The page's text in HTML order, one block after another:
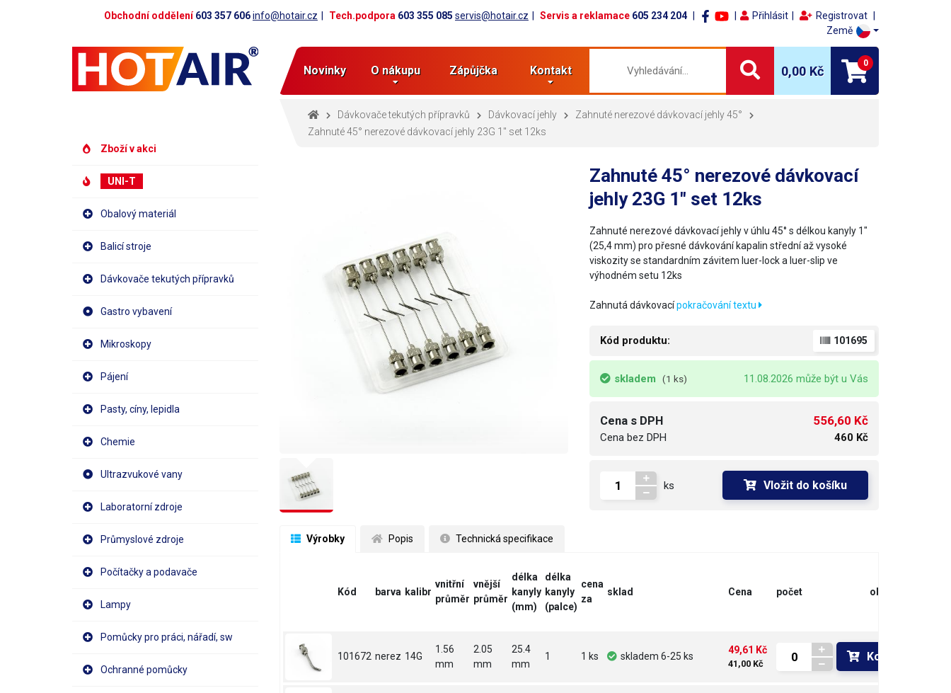
Obchodní oddělení603 357 606info@hotair.cz Tech.podpora 603 355 085 servis@hotair.cz Servis a reklamace 605 234 204 Přihlásit
Registrovat
Země
Novinky O nákupu Zápůjčka Kontakt 0,00 Kč
0
Zboží v akci
UNI-T
Obalový materiál
Balicí stroje
Dávkovače tekutých přípravků
Gastro vybavení
Mikroskopy
Pájení
Pasty, cíny, lepidla
Chemie
Ultrazvukové vany
Laboratorní zdroje
Průmyslové zdroje
Počítačky a podavače
Lampy
Pomůcky pro práci, nářadí, sw
Ochranné pomůcky
Dávkovače tekutých přípravků Dávkovací jehly
Zahnuté nerezové dávkovací jehly 45°
Zahnuté 45° nerezové dávkovací jehly 23G 1" set 12ks
Zahnuté 45° nerezové dávkovací
jehly 23G 1" set 12ks
Zahnuté nerezové dávkovací jehly v úhlu 45° s délkou kanyly 1"
(25,4 mm) pro přesné dávkování kapalin střední až vysoké
viskozity se standardním závitem luer-lock a luer-slip ve
výhodném setu 12ks
Zahnutá dávkovacípokračování textu
Kód produktu: 101695
skladem (1 ks) 11.08.2026 může být u Vás
Cena s DPH
Cena bez DPH
556,60 Kč
460 Kč
ks Vložit do košíku
Výrobky Popis Technická specifikace
Kód barva kalibr
vnitřní
průměr
vnější
průměr
délka
kanyly
(mm)
délka
kanyly
(palce)
cena
za
sklad Cena počet objednat
101672 nerez 14G
1.56
mm
2.05
mm
25.4
mm
1 1 ks skladem 6-25 ks
49,61 Kč
41,00 Kč
Koupit